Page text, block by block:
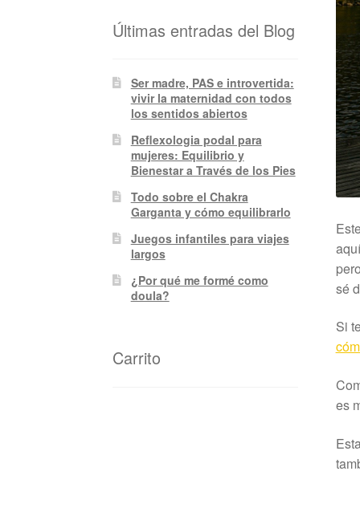
sé
Si
es
Últimas entradas del Blog
Ser madre, PAS e introvertida:
vivir la maternidad con todos
los sentidos abiertos
Reflexologia podal para
mujeres: Equilibrio y
Bienestar a Través de los Pies
Todo sobre el Chakra
Garganta y cómo equilibrarlo
Juegos infantiles para viajes
largos
¿Por qué me formé como
doula?
Carrito